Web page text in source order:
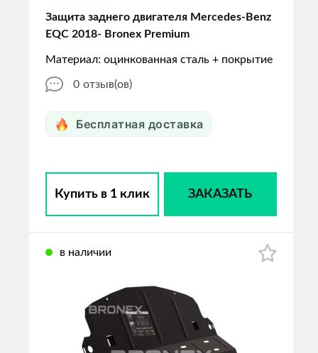
Защита заднего двигателя Mercedes-Benz
EQC 2018- Bronex Premium
Материал: оцинкованная сталь + покрытие
0 отзыв(ов)
Бесплатная доставка
Купить в 1 клик ЗАКАЗАТЬ
в наличии